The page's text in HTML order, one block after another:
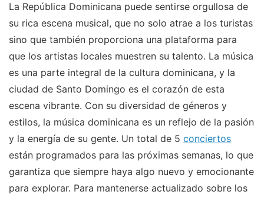
La República Dominicana puede sentirse orgullosa de
su rica escena musical, que no solo atrae a los turistas
sino que también proporciona una plataforma para
que los artistas locales muestren su talento. La música
es una parte integral de la cultura dominicana, y la
ciudad de Santo Domingo es el corazón de esta
escena vibrante. Con su diversidad de géneros y
estilos, la música dominicana es un reflejo de la pasión
y la energía de su gente. Un total de 5 conciertos
están programados para las próximas semanas, lo que
garantiza que siempre haya algo nuevo y emocionante
para explorar. Para mantenerse actualizado sobre los